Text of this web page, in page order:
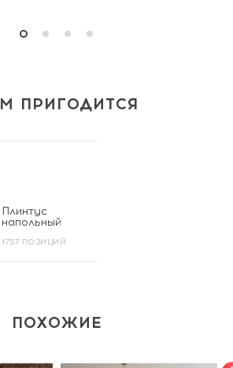
ПРИГОДИТСЯ
Плинтус
напольный
1757 ПОЗИЦИЙ
ПОХОЖИЕ